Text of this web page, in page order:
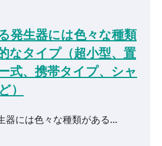
発生器には色々な種類
なタイプ（超小型、置
式、携帯タイプ、シャ
）
器には色々な種類がある…